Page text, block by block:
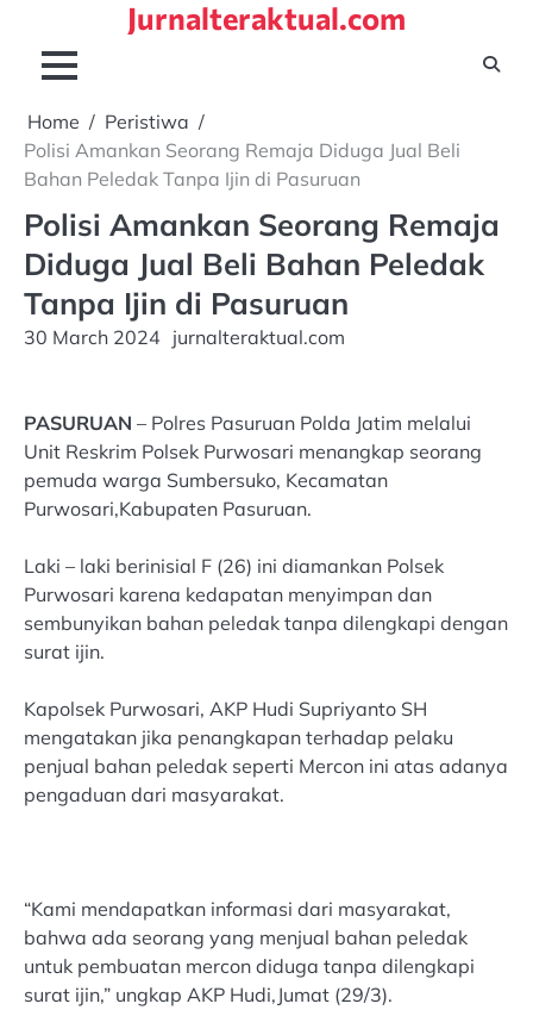
content
Jurnalteraktual.com
Home
Peristiwa
Polisi Amankan Seorang Remaja Diduga Jual Beli
Bahan Peledak Tanpa Ijin di Pasuruan
Polisi Amankan Seorang Remaja
Diduga Jual Beli Bahan Peledak
Tanpa Ijin di Pasuruan
30 March 2024 jurnalteraktual.com
PASURUAN – Polres Pasuruan Polda Jatim melalui
Unit Reskrim Polsek Purwosari menangkap seorang
pemuda warga Sumbersuko, Kecamatan
Purwosari,Kabupaten Pasuruan.
Laki – laki berinisial F (26) ini diamankan Polsek
Purwosari karena kedapatan menyimpan dan
sembunyikan bahan peledak tanpa dilengkapi dengan
surat ijin.
Kapolsek Purwosari, AKP Hudi Supriyanto SH
mengatakan jika penangkapan terhadap pelaku
penjual bahan peledak seperti Mercon ini atas adanya
pengaduan dari masyarakat.
“Kami mendapatkan informasi dari masyarakat,
bahwa ada seorang yang menjual bahan peledak
untuk pembuatan mercon diduga tanpa dilengkapi
surat ijin,” ungkap AKP Hudi,Jumat (29/3).